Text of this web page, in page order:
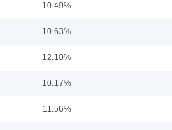
老收益混合）基金经理。2016年6月至
月起兼任海富通阿尔法对冲混合、海富通
兼任海富通中证500增强（原海富通中证内
年9月兼任海富通季季增利理财债券基金
10.49%
10.63%
12.10%
10.17%
11.56%